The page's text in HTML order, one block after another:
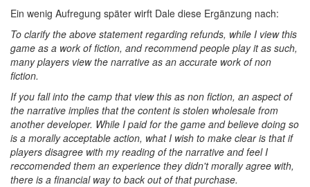
Ein wenig Aufregung später wirft Dale diese Ergänzung nach:
To clarify the above statement regarding refunds, while I view this
game as a work of fiction, and recommend people play it as such,
many players view the narrative as an accurate work of non
fiction.
If you fall into the camp that view this as non fiction, an aspect of
the narrative implies that the content is stolen wholesale from
another developer. While I paid for the game and believe doing so
is a morally acceptable action, what I wish to make clear is that if
players disagree with my reading of the narrative and feel I
reccomended them an experience they didn't morally agree with,
there is a financial way to back out of that purchase.